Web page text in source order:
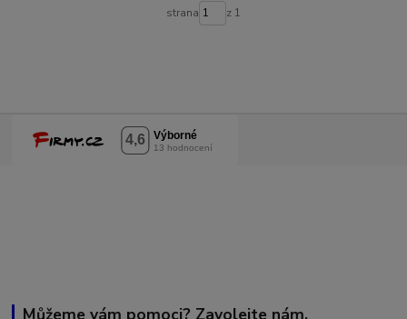
strana z 1
Můžeme vám pomoci? Zavolejte nám.